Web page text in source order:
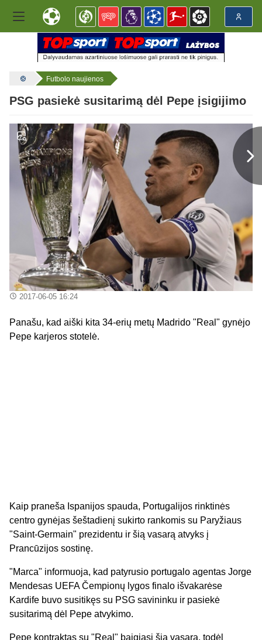
Futbolo naujienos
PSG pasiekė susitarimą dėl Pepe įsigijimo
2017-06-05 16:24
Panašu, kad aiški kita 34-erių metų Madrido "Real" gynėjo
Pepe karjeros stotelė.
Kaip praneša Ispanijos spauda, Portugalijos rinktinės
centro gynėjas šeštadienį sukirto rankomis su Paryžiaus
"Saint-Germain" prezidentu ir šią vasarą atvyks į
Prancūzijos sostinę.
"Marca" informuoja, kad patyrusio portugalo agentas Jorge
Mendesas UEFA Čempionų lygos finalo išvakarėse
Kardife buvo susitikęs su PSG savininku ir pasiekė
susitarimą dėl Pepe atvykimo.
Pepe kontraktas su "Real" baigiasi šią vasarą, todėl